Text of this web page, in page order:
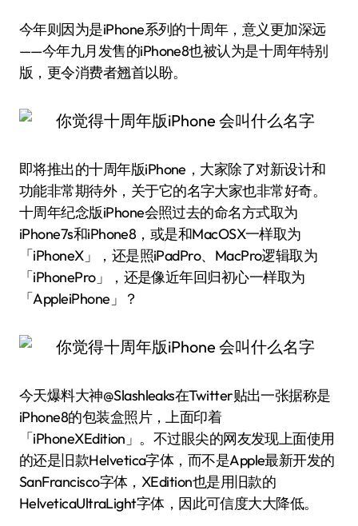
今年则因为是iPhone系列的十周年，意义更加深远
——今年九月发售的iPhone8也被认为是十周年特别
版，更令消费者翘首以盼。
即将推出的十周年版iPhone，大家除了对新设计和
功能非常期待外，关于它的名字大家也非常好奇。
十周年纪念版iPhone会照过去的命名方式取为
iPhone7s和iPhone8，或是和MacOSX一样取为
「iPhoneX」，还是照iPadPro、MacPro逻辑取为
「iPhonePro」，还是像近年回归初心一样取为
「AppleiPhone」？
今天爆料大神@Slashleaks在Twitter贴出一张据称是
iPhone8的包装盒照片，上面印着
「iPhoneXEdition」。不过眼尖的网友发现上面使用
的还是旧款Helvetica字体，而不是Apple最新开发的
SanFrancisco字体，XEdition也是用旧款的
HelveticaUltraLight字体，因此可信度大大降低。